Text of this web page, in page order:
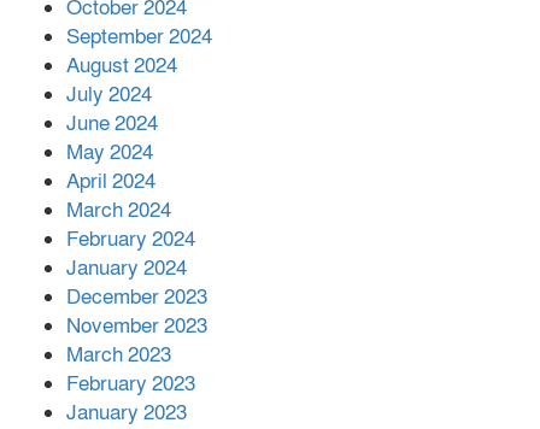
সহায়তা দিলেন সাচিং প্রু জেরী
October 2024
September 2024
August 2024
July 2024
June 2024
May 2024
April 2024
March 2024
February 2024
January 2024
December 2023
November 2023
March 2023
February 2023
January 2023